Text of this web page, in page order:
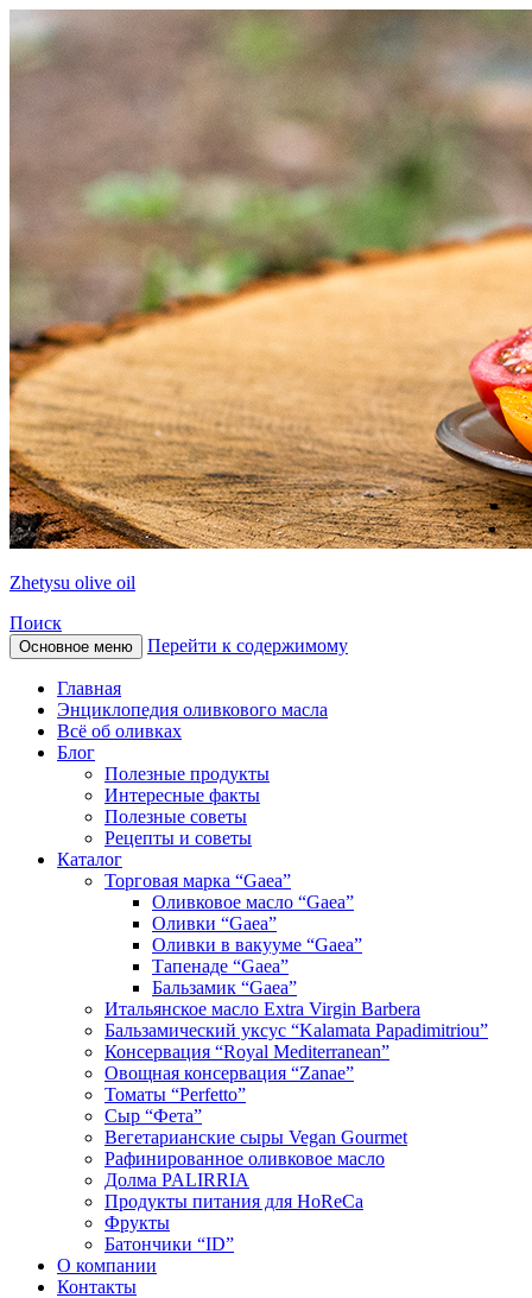
Zhetysu olive oil
Поиск
Основное меню Перейти к содержимому
Главная
Энциклопедия оливкового масла
Всё об оливках
Блог
Полезные продукты
Интересные факты
Полезные советы
Рецепты и советы
Каталог
Торговая марка “Gaea”
Оливковое масло “Gaea”
Оливки “Gaea”
Оливки в вакууме “Gaea”
Тапенаде “Gaea”
Бальзамик “Gaea”
Итальянское масло Extra Virgin Barbera
Бальзамический уксус “Kalamata Papadimitriou”
Консервация “Royal Mediterranean”
Овощная консервация “Zanae”
Томаты “Perfetto”
Сыр “Фета”
Вегетарианские сыры Vegan Gourmet
Рафинированное оливковое масло
Долма PALIRRIA
Продукты питания для HoReCa
Фрукты
Батончики “ID”
О компании
Контакты